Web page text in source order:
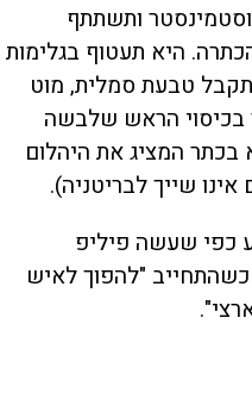
ותשתתף
היא תעטוף בגלימות
טבעת סמלית, מוט
בכיסוי הראש שלבשה
בהכתרת 1911 (ולא בכתר המציג את היהלום
שייך לבריטניה).
כפי שעשה פיליפ
"להפוך לאיש